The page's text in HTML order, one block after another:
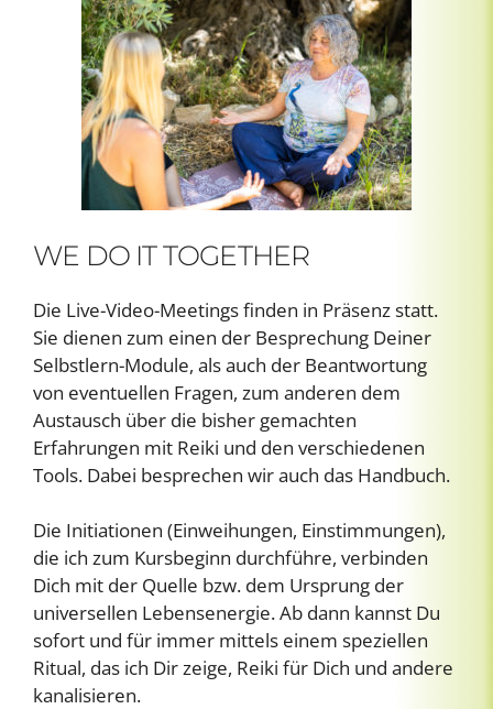
WE DO IT TOGETHER
Die Live-Video-Meetings finden in Präsenz statt.
Sie dienen zum einen der Besprechung Deiner
Selbstlern-Module, als auch der Beantwortung
von eventuellen Fragen, zum anderen dem
Austausch über die bisher gemachten
Erfahrungen mit Reiki und den verschiedenen
Tools. Dabei besprechen wir auch das Handbuch.
Die Initiationen (Einweihungen, Einstimmungen),
die ich zum Kursbeginn durchführe, verbinden
Dich mit der Quelle bzw. dem Ursprung der
universellen Lebensenergie. Ab dann kannst Du
sofort und für immer mittels einem speziellen
Ritual, das ich Dir zeige, Reiki für Dich und andere
kanalisieren.